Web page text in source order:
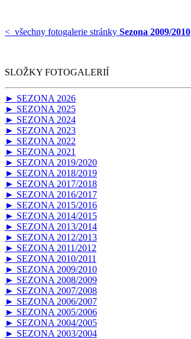
< všechny fotogalerie stránky Sezona 2009/2010
SLOŽKY FOTOGALERIÍ
► SEZONA 2026
► SEZONA 2025
► SEZONA 2024
► SEZONA 2023
► SEZONA 2022
► SEZONA 2021
► SEZONA 2019/2020
► SEZONA 2018/2019
► SEZONA 2017/2018
► SEZONA 2016/2017
► SEZONA 2015/2016
► SEZONA 2014/2015
► SEZONA 2013/2014
► SEZONA 2012/2013
► SEZONA 2011/2012
► SEZONA 2010/2011
► SEZONA 2009/2010
► SEZONA 2008/2009
► SEZONA 2007/2008
► SEZONA 2006/2007
► SEZONA 2005/2006
► SEZONA 2004/2005
► SEZONA 2003/2004